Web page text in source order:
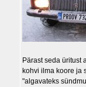
Pärast seda üritust
kohvi ilma koore ja
"algavateks